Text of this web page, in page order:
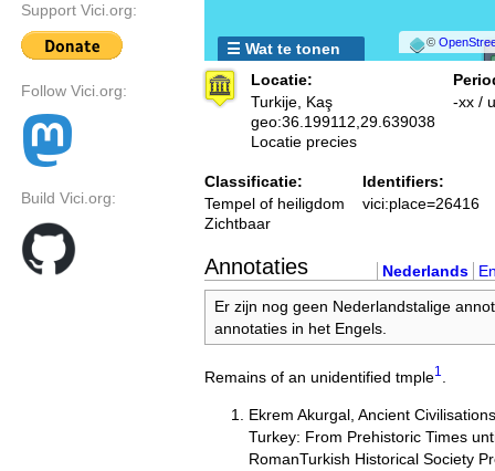
Support Vici.org:
Follow Vici.org:
Build Vici.org:
©
☰ Wat te tonen
Locatie:
Turkije, Kaş
geo:36.199112,29.639038
Locatie precies
-xx /
Classificatie:
Tempel of heiligdom
Zichtbaar
Identifiers:
vici:place=26416
Annotaties Nederlands
Er zijn nog geen Nederlandstalige
annotaties in het Engels.
Remains of an unidentified tmple1
Ekrem Akurgal, Ancient
Turkey: From Prehistoric Times
RomanTurkish Historical Society